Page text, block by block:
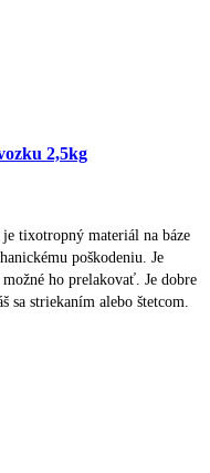
2,5kg
tixotropný materiál na báze
poškodeniu. Je
ho prelakovať. Je dobre
sa striekaním alebo štetcom.